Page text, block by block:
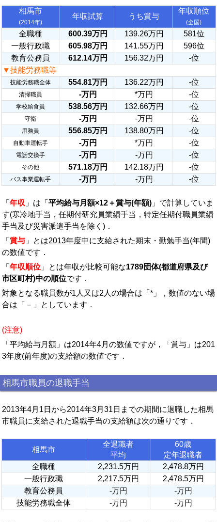
相馬市
(2014年)
年収試算 うち賞与
年収順位
(全国)
全職種 600.39万円 139.26万円
581位
一般行政職
605.98万円 141.55万円
596位
教育公務員
612.14万円 156.32万円
-位
▼技能労務職等
技能労務職全体 554.81万円 136.22万円 -位
清掃職員 -万円 *万円 -位
学校給食員 538.56万円 132.66万円 -位
守衛 -万円 -万円 -位
用務員 556.85万円 138.80万円 -位
自動車運転手 -万円 *万円 -位
電話交換手 -万円 -万円 -位
その他 571.18万円 142.18万円 -位
バス事業運転手 -万円 -万円 -位
「 年収 」は「 平均給与月額×12＋賞与(年額) 」で計算していま
す(寒冷地手当，任期付研究員業績手当，特定任期付職員業績
手当及び災害派遣手当を除く)．
「 賞与 」とは2013年度中に支給された期末・勤勉手当(年間)
の数値です．
「 年収順位 」とは年収が比較可能な1789団体(都道府県及び
市区町村)中の順位です．
対象となる職員数が1人又は2人の場合は「*」，数値のない場
合は「－」としています．
(注意)
「平均給与月額」は2014年4月の数値ですが，「賞与」は201
3年度(前年度)の支給額の数値です．
相馬市職員の退職手当
2013年4月1日から2014年3月31日までの期間に退職した相馬
市職員に支給された退職手当の支給額は次の通りです．
相馬市
全退職者
平均
60歳
定年退職者
全職種
2,231.5万円
2,478.8万円
一般行政職
2,217.5万円
2,478.5万円
教育公務員
-万円
-万円
技能労務職全体
-万円 -万円